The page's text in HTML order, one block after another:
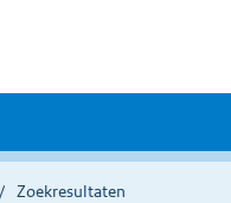
Zoekresultaten